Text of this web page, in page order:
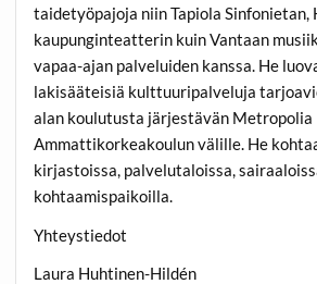
taidetyöpajoja niin Tapiola Sinfonietan,
kaupunginteatterin kuin Vantaan
vapaa-ajan palveluiden kanssa. He
lakisääteisiä kulttuuripalveluja
alan koulutusta järjestävän Metropolia
Ammattikorkeakoulun välille. He
kirjastoissa, palvelutaloissa,
kohtaamispaikoilla.
Yhteystiedot
Laura Huhtinen-Hildén